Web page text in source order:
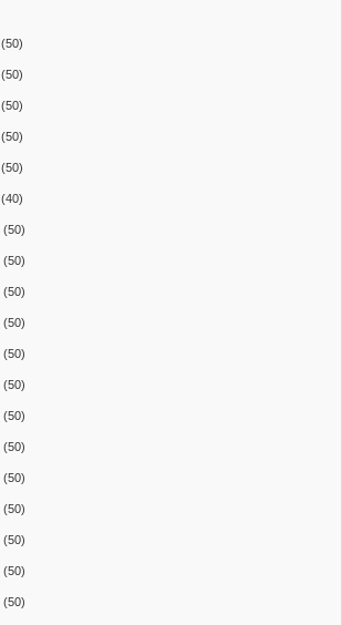
(50)
(50)
(50)
(50)
(50)
(40)
(50)
(50)
(50)
(50)
(50)
(50)
(50)
(50)
(50)
(50)
(50)
(50)
(50)